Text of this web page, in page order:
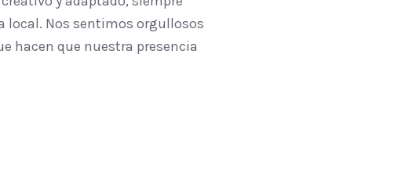
local. Nos sentimos orgullosos
hacen que nuestra presencia